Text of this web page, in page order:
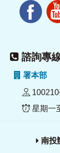
諮詢專
署本部
星期一
南投